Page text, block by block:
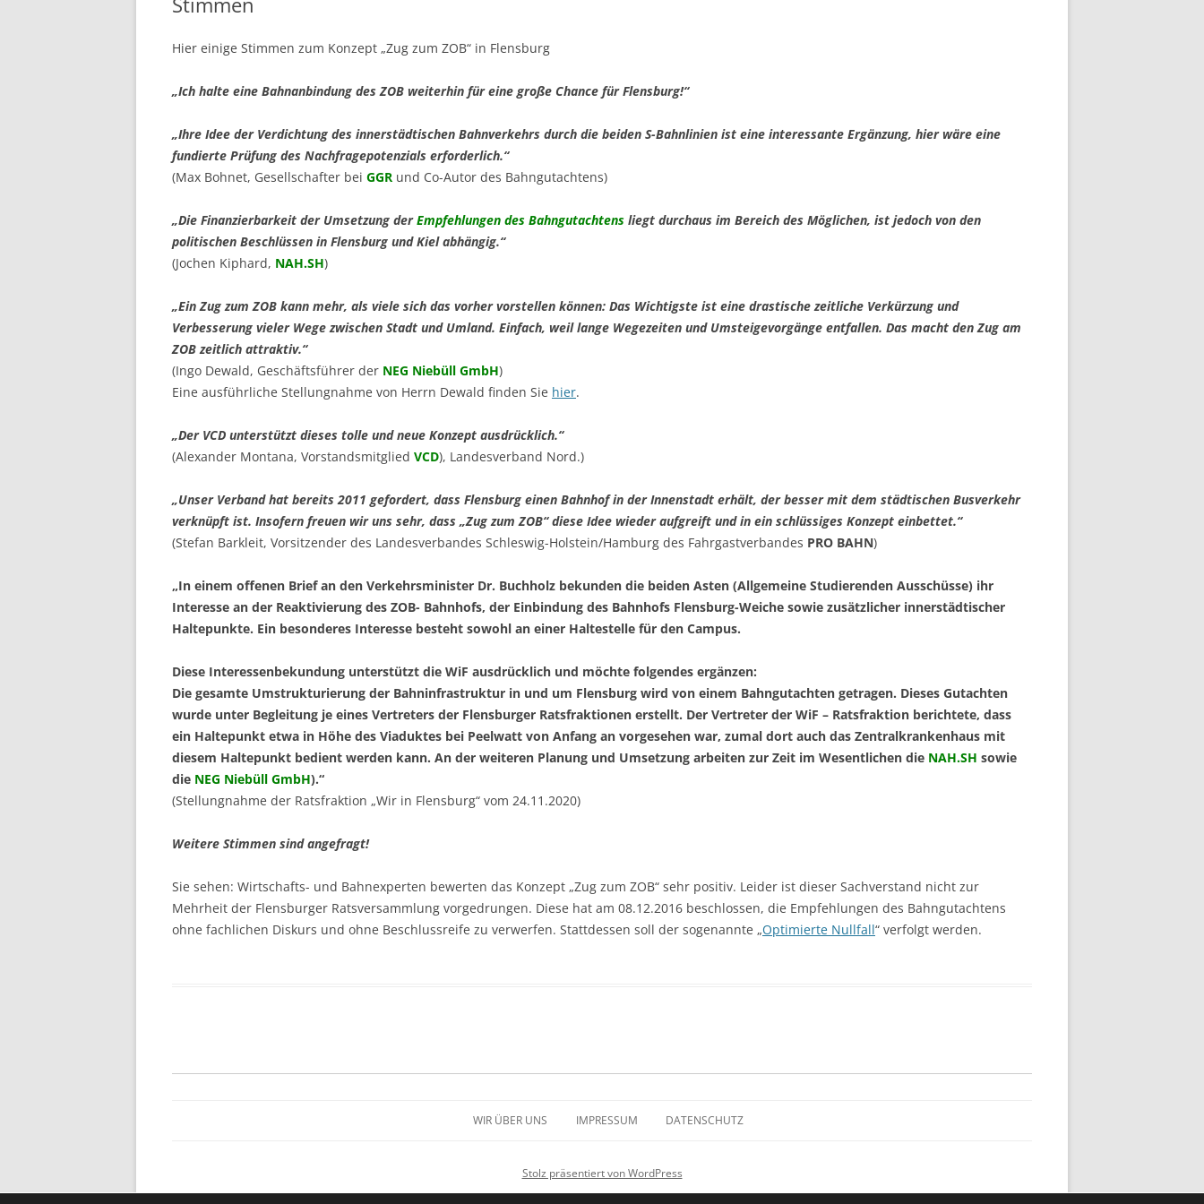
Hier einige Stimmen zum Konzept „Zug zum ZOB“ in Flensburg
„Ich halte eine Bahnanbindung des ZOB weiterhin für eine große Chance für Flensburg!“
„Ihre Idee der Verdichtung des innerstädtischen Bahnverkehrs durch die beiden S-Bahnlinien ist eine interessante Ergänzung, hier wäre eine
fundierte Prüfung des Nachfragepotenzials erforderlich.“
(Max Bohnet, Gesellschafter bei GGR und Co-Autor des Bahngutachtens)
„Die Finanzierbarkeit der Umsetzung derEmpfehlungen des Bahngutachtens liegt durchaus im Bereich des Möglichen, ist jedoch von den
politischen Beschlüssen in Flensburg und Kiel abhängig.“
(Jochen Kiphard, NAH.SH)
„Ein Zug zum ZOB kann mehr, als viele sich das vorher vorstellen können: Das Wichtigste ist eine drastische zeitliche Verkürzung und
Verbesserung vieler Wege zwischen Stadt und Umland. Einfach, weil lange Wegezeiten und Umsteigevorgänge entfallen. Das macht den Zug am
ZOB zeitlich attraktiv.“
(Ingo Dewald, Geschäftsführer der NEG Niebüll GmbH)
Eine ausführliche Stellungnahme von Herrn Dewald finden Sie hier.
„Der VCD unterstützt dieses tolle und neue Konzept ausdrücklich.“
(Alexander Montana, Vorstandsmitglied VCD), Landesverband Nord.)
„Unser Verband hat bereits 2011 gefordert, dass Flensburg einen Bahnhof in der Innenstadt erhält, der besser mit dem städtischen Busverkehr
verknüpft ist. Insofern freuen wir uns sehr, dass „Zug zum ZOB“ diese Idee wieder aufgreift und in ein schlüssiges Konzept einbettet.“
(Stefan Barkleit, Vorsitzender des Landesverbandes Schleswig-Holstein/Hamburg des Fahrgastverbandes PRO BAHN)
„In einem offenen Brief an den Verkehrsminister Dr. Buchholz bekunden die beiden Asten (Allgemeine Studierenden Ausschüsse) ihr
Interesse an der Reaktivierung des ZOB- Bahnhofs, der Einbindung des Bahnhofs Flensburg-Weiche sowie zusätzlicher innerstädtischer
Haltepunkte. Ein besonderes Interesse besteht sowohl an einer Haltestelle für den Campus.
Diese Interessenbekundung unterstützt die WiF ausdrücklich und möchte folgendes ergänzen:
Die gesamte Umstrukturierung der Bahninfrastruktur in und um Flensburg wird von einem Bahngutachten getragen. Dieses Gutachten
wurde unter Begleitung je eines Vertreters der Flensburger Ratsfraktionen erstellt. Der Vertreter der WiF – Ratsfraktion berichtete, dass
ein Haltepunkt etwa in Höhe des Viaduktes bei Peelwatt von Anfang an vorgesehen war, zumal dort auch das Zentralkrankenhaus mit
diesem Haltepunkt bedient werden kann. An der weiteren Planung und Umsetzung arbeiten zur Zeit im Wesentlichen die NAH.SH sowie
die NEG Niebüll GmbH).“
(Stellungnahme der Ratsfraktion „Wir in Flensburg“ vom 24.11.2020)
Weitere Stimmen sind angefragt!
Sie sehen: Wirtschafts- und Bahnexperten bewerten das Konzept „Zug zum ZOB“ sehr positiv. Leider ist dieser Sachverstand nicht zur
Mehrheit der Flensburger Ratsversammlung vorgedrungen. Diese hat am 08.12.2016 beschlossen, die Empfehlungen des Bahngutachtens
ohne fachlichen Diskurs und ohne Beschlussreife zu verwerfen. Stattdessen soll der sogenannte „Optimierte Nullfall“ verfolgt werden.
WIR ÜBER UNS IMPRESSUM DATENSCHUTZ
Stolz präsentiert von WordPress